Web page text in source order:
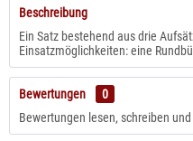
Beschreibung
Ein Satz bestehend aus drie
Einsatzmöglichkeiten: eine
Bewertungen
0
Bewertungen lesen, schreiben